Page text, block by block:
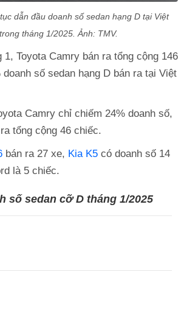
dẫn đầu doanh số sedan hạng D tại Việt
tháng 1/2025. Ảnh: TMV.
1, Toyota Camry bán ra tổng cộng 146
số sedan hạng D bán ra tại Việt
Camry chỉ chiếm 24% doanh số,
tổng cộng 46 chiếc.
bán ra 27 xe, Kia K5 có doanh số 14
là 5 chiếc.
số sedan cỡ D tháng 1/2025